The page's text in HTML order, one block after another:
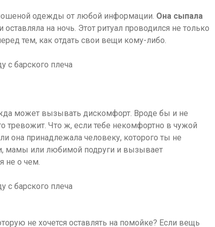
одежды от любой информации. Она сыпала
оставляла на ночь. Этот ритуал проводился не только
тем, как отдать свои вещи кому-либо.
может вызывать дискомфорт. Вроде бы и не
тревожит. Что ж, если тебе некомфортно в чужой
она принадлежала человеку, которого ты не
мамы или любимой подруги и вызывает
не о чем.
не хочется оставлять на помойке? Если вещь